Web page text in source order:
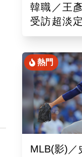
韓職／王
受訪超淡
娜璉笑開
熱門
MLB(影)／